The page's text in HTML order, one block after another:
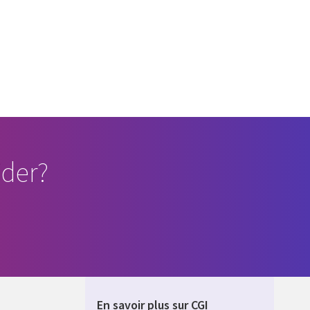
En savoir plus sur CGI